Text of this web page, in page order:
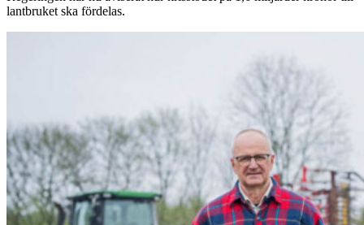
lantbruket ska fördelas.